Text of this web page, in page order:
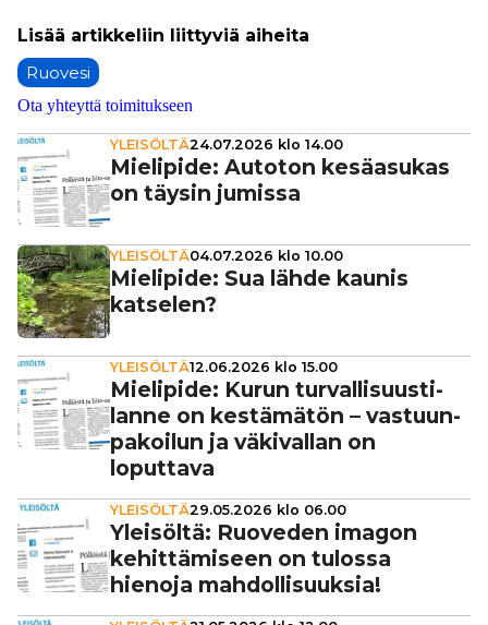
Ruovesi
Ota yhteyttä toimitukseen
YLEISÖLTÄ24.07.2026 klo 14.00
Mielipide: Autoton kesä­a­su­kas
on täysin jumissa
YLEISÖLTÄ04.07.2026 klo 10.00
Mielipide: Sua lähde kaunis
katselen?
YLEISÖLTÄ12.06.2026 klo 15.00
Mielipide: Kurun tur­val­li­suus­ti­
lanne on kes­tä­mä­tön – vas­tuun­
pa­koi­lun ja väki­val­lan on
loputtava
YLEISÖLTÄ29.05.2026 klo 06.00
Yleisöltä: Ruoveden imagon
kehit­tä­mi­seen on tulossa
hienoja mah­dol­li­suuk­sia!